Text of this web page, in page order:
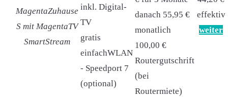
MagentaZuhause
S mit MagentaTV
SmartStream
inkl. Digital-
TV
gratis
einfachWLAN
- Speedport 7
(optional)
danach 55,95 €
monatlich
100,00 €
Routergutschrift
(bei
Routermiete)
effektiv
weiter